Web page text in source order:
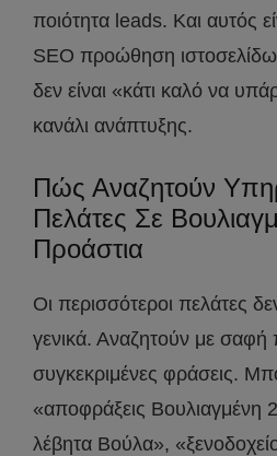
ποιότητα leads. Και αυτός
SEO προώθηση
δεν είναι «κάτι καλό να
κανάλι ανάπτυξης.
Πώς Αναζητούν
Πελάτες Σε
Προάστια
Οι περισσότεροι πελάτες
γενικά. Αναζητούν με
συγκεκριμένες φράσεις.
«αποφράξεις Βουλιαγμένη
λέβητα Βούλα»,